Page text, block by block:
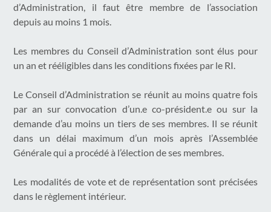
d’Administration, il faut être membre de l’association
depuis au moins 1 mois.
Les membres du Conseil d’Administration sont élus pour
un an et rééligibles dans les conditions fixées par le RI.
Le Conseil d’Administration se réunit au moins quatre fois
par an sur convocation d’un.e co-président.e ou sur la
demande d’au moins un tiers de ses membres. Il se réunit
dans un délai maximum d’un mois après l’Assemblée
Générale qui a procédé à l’élection de ses membres.
Les modalités de vote et de représentation sont précisées
dans le règlement intérieur.